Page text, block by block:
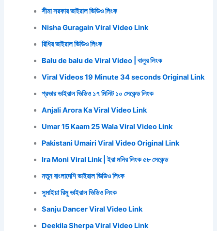
সীমা সরকার ভাইরাল ভিডিও লিংক
Nisha Guragain Viral Video Link
রিধির ভাইরাল ভিডিও লিংক
Balu de balu de Viral Video | বালুর লিংক
Viral Videos 19 Minute 34 seconds Original Link
প্রভার ভাইরাল ভিডিও ১৭ মিনিট ১০ সেকেন্ড লিংক
Anjali Arora Ka Viral Video Link
Umar 15 Kaam 25 Wala Viral Video Link
Pakistani Umairi Viral Video Original Link
Ira Moni Viral Link | ইরা মনির লিংক ৫৮ সেকেন্ড
নতুন বাংলাদেশি ভাইরাল ভিডিও লিংক
সুমাইয়া রিমু ভাইরাল ভিডিও লিংক
Sanju Dancer Viral Video Link
Deekila Sherpa Viral Video Link